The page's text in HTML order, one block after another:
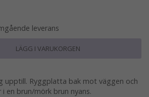
leverans
LÄGG I VARUKORGEN
upptill. Ryggplatta bak mot väggen och
i en brun/mörk brun nyans.